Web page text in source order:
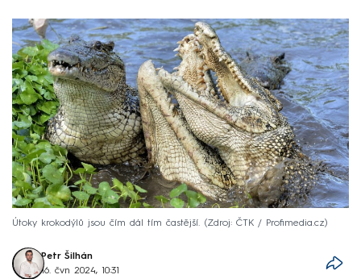
Útoky krokodýlů jsou čím dál tím častější. Zdroj: ČTK / Profimedia.cz
Petr Šilhán
16. čvn 2024, 10:31